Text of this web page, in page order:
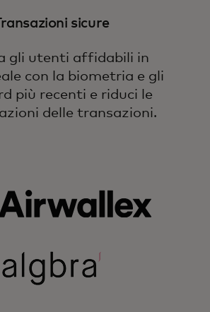
sicure
gli utenti affidabili in
con la biometria e gli
più recenti e riduci le
delle transazioni.